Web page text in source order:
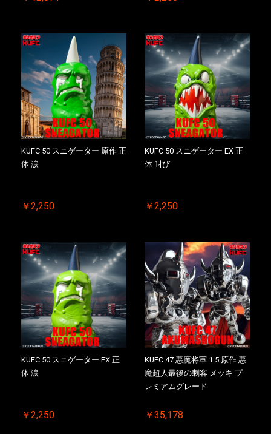
KUFC 50 スニゲーター 原作 正
体 涙
￥2,250
KUFC 50 スニゲーター EX 正
体 叫び
￥2,250
KUFC 50 スニゲーター EX 正
体 涙
￥2,250
KUFC 47 悪魔将軍 1.5 原作 悪
魔超人最後の刺客 メッキ プ
レミアムグレード
￥35,178